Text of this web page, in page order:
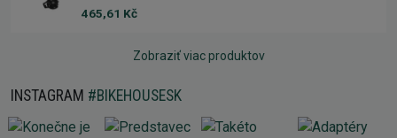
465,61 Kč
Zobraziť viac produktov
INSTAGRAM #BIKEHOUSESK